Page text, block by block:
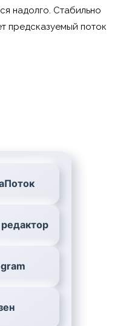
надолго. Стабильно
предсказуемый поток